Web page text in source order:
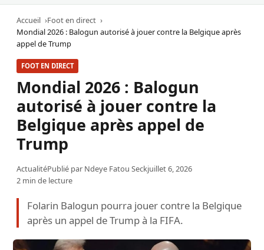
Accueil
Foot en direct
Mondial 2026 : Balogun autorisé à jouer contre la Belgique après
appel de Trump
FOOT EN DIRECT
Mondial 2026 : Balogun
autorisé à jouer contre la
Belgique après appel de
Trump
ActualitéPublié par Ndeye Fatou Seckjuillet 6, 2026
2 min de lecture
Folarin Balogun pourra jouer contre la Belgique
après un appel de Trump à la FIFA.